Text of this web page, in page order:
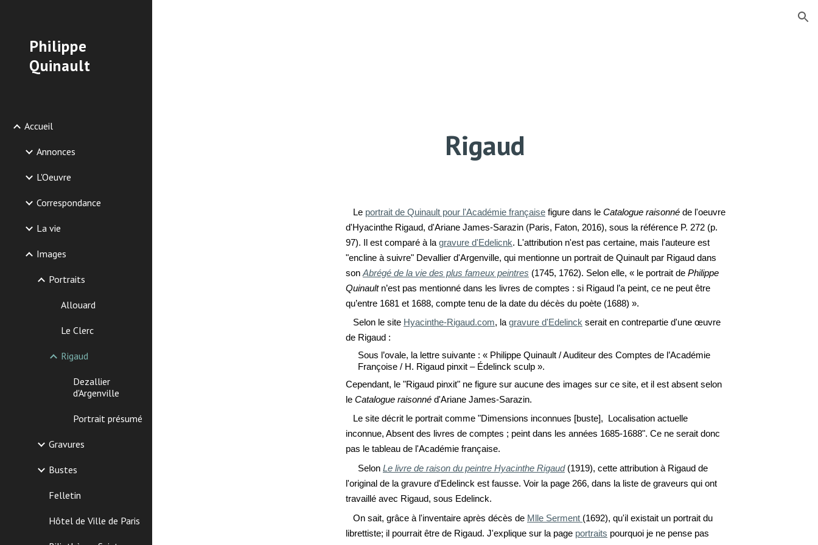
Philippe
Quinault
Accueil
Annonces
L'Oeuvre
Correspondance
La vie
Images
Portraits
Allouard
Le Clerc
Rigaud
Dezallier
d'Argenville
Portrait présumé
Gravures
Bustes
Felletin
Hôtel de Ville de Paris
Rigaud
Le portrait de Quinault pour l'Académie françaisefigure dans le Catalogue raisonnéde l'oeuvre
d'Hyacinthe Rigaud, d'Ariane James-Sarazin (Paris, Faton, 2016), sous la référence P. 272 (p.
97). Il est comparé à la gravure d'Edelicnk. L'attribution n'est pas certaine, mais l'auteure est
"encline à suivre" Devallier d'Argenville, qui mentionne un portrait de Quinault par Rigaud dans
son Abrégé de la vie des plus fameux peintres (1745, 1762). Selon elle, « le portrait de Philippe
Quinaultn’est pas mentionné dans les livres de comptes : si Rigaud l’a peint, ce ne peut être
qu’entre 1681 et 1688, compte tenu de la date du décès du poète (1688) ».
Selon le site Hyacinthe-Rigaud.com, lagravure d'Edelinckserait en contrepartie d'une œuvre
de Rigaud :
Sous l’ovale, la lettre suivante : « Philippe Quinault / Auditeur des Comptes de l’Académie
Françoise / H. Rigaud pinxit – Édelinck sculp ».
Cependant, le "Rigaud pinxit" ne figure sur aucune des images sur ce site, et il est absent selon
le Catalogue raisonné d'Ariane James-Sarazin.
Le site décrit le portrait comme "Dimensions inconnues [buste], Localisation actuelle
inconnue, Absent des livres de comptes ; peint dans les années 1685-1688". Ce ne serait donc
pas le tableau de l'Académie française.
Selon Le livre de raison du peintre Hyacinthe Rigaud(1919), cette attribution à Rigaud de
l'original de la gravure d'Edelinck est fausse. Voir la page 266, dans la liste de graveurs qui ont
travaillé avec Rigaud, sous Edelinck.
On sait, grâce à l'inventaire après décès de Mlle Serment (1692), qu'il existait un portrait du
librettiste; il pourrait être de Rigaud. J'explique sur la page portraits pourquoi je ne pense pas